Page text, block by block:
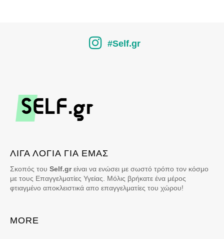
#Self.gr
ΛΙΓΑ ΛΟΓΙΑ ΓΙΑ ΕΜΑΣ
Σκοπός του Self.grείναι να ενώσει με σωστό τρόπο τον κόσμο
με τους Επαγγελματίες Υγείας. Μόλις βρήκατε ένα μέρος
φτιαγμένο αποκλειστικά απο επαγγελματίες του χώρου!
MORE